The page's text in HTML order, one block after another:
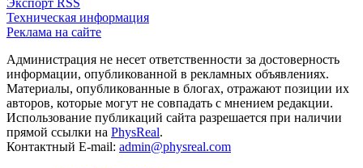
Экспорт RSS
Техническая информация
Реклама на сайте
Администрация не несет ответственности за достоверность
информации, опубликованной в рекламных объявлениях.
Материалы, опубликованные в блогах, отражают позиции их
авторов, которые могут не совпадать с мнением редакции.
Использование публикаций сайта разрешается при наличии
прямой ссылки на PhysReal.
Контактный E-mail: admin@physreal.com